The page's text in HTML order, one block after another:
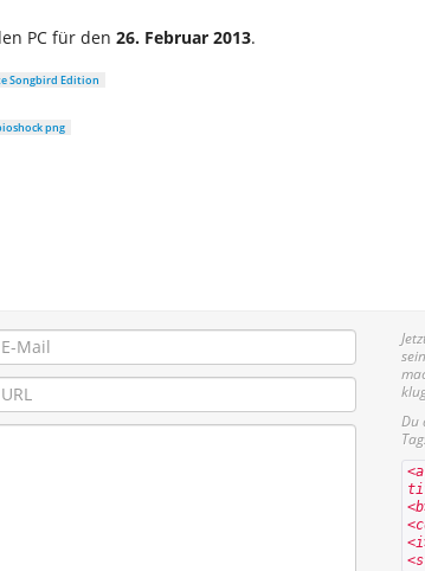
PC für den 26. Februar 2013.
Songbird Edition
png
Du